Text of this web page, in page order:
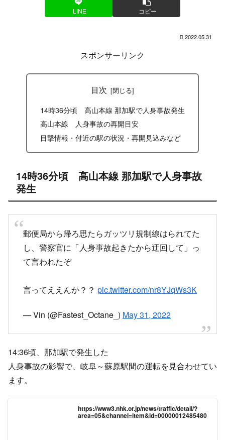
LINE コピー
2022.05.31
スポンサーリンク
目次
14時36分頃 高山本線 那加駅で人身事故発生
高山本線 人身事故の再開目安
目撃情報・付近の駅の状況・再開見込みなど
14時36分頃 高山本線 那加駅で人身事故
発生
郵便局から帰ろ思たらガッツリ規制線はられてた
し、警察官に「人身事故起きたから迂回して」っ
て言われたぞ
言ってええんか？？ pic.twitter.com/nr8YJqWs3K
— Vin (@Fastest_Octane_) May 31, 2022
14:36頃、那加駅で発生した
人身事故の影響で、岐阜～蘇原駅間の運転を見合わせてい
ます。
https://www3.nhk.or.jp/news/traffic/detail/?
area=05&channel=item&id=00000012485480